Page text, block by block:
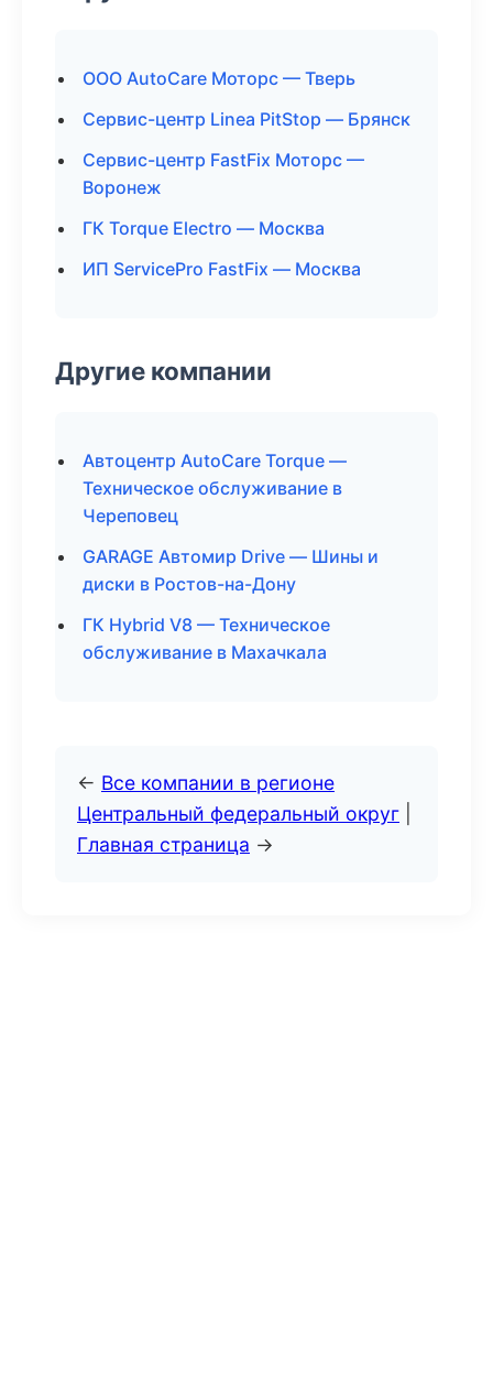
ООО AutoCare Моторс — Тверь
Сервис-центр Linea PitStop — Брянск
Сервис-центр FastFix Моторс —
Воронеж
ГК Torque Electro — Москва
ИП ServicePro FastFix — Москва
Другие компании
Автоцентр AutoCare Torque —
Техническое обслуживание в
Череповец
GARAGE Автомир Drive — Шины и
диски в Ростов-на-Дону
ГК Hybrid V8 — Техническое
обслуживание в Махачкала
← Все компании в регионе
Центральный федеральный округ
Главная страница →